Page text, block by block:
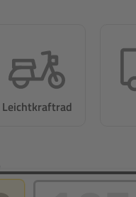
Leichtkraftrad